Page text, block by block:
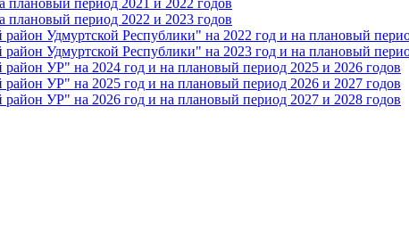
период 2022 и 2023 годов
Удмуртской Республики" на 2022 год и на плановый
Удмуртской Республики" на 2023 год и на плановый
УР" на 2024 год и на плановый период 2025 и 2026 годов
УР" на 2025 год и на плановый период 2026 и 2027 годов
УР" на 2026 год и на плановый период 2027 и 2028 годов